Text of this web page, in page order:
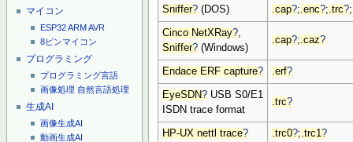
マイコン
ESP32ARMAVR
8ピンマイコン
プログラミング
プログラミング言語
画像処理 自然言語処理
生成AI
画像生成AI
動画生成AI
Sniffer? (DOS) .cap?;.enc?;.trc?;
Cinco NetXRay?,
Sniffer? (Windows)
.cap?;.caz?
Endace ERF capture? .erf?
EyeSDN? USB S0/E1
ISDN trace format
.trc?
HP-UX nettl trace? .trc0?;.trc1?